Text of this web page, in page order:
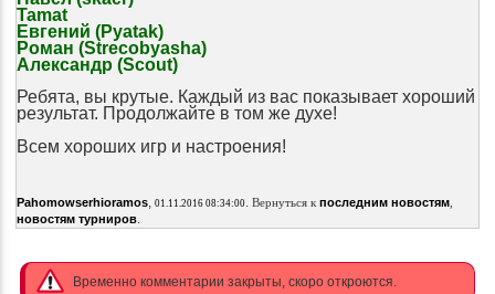
Tamat
Евгений (Pyatak)
Роман (Strecobyasha)
Александр (Scout)
Ребята, вы крутые. Каждый из вас показывает хороший
результат. Продолжайте в том же духе!
Всем хороших игр и настроения!
Pahomowserhioramos, 01.11.2016 08:34:00. Вернуться к последним новостям,
новостям турниров.
Временно комментарии закрыты, скоро откроются.